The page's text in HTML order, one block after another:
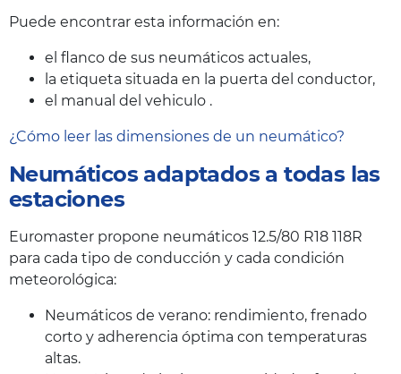
Puede encontrar esta información en:
el flanco de sus neumáticos actuales,
la etiqueta situada en la puerta del conductor,
el manual del vehiculo .
¿Cómo leer las dimensiones de un neumático?
Neumáticos adaptados a todas las
estaciones
Euromaster propone neumáticos 12.5/80 R18 118R
para cada tipo de conducción y cada condición
meteorológica:
Neumáticos de verano: rendimiento, frenado
corto y adherencia óptima con temperaturas
altas.